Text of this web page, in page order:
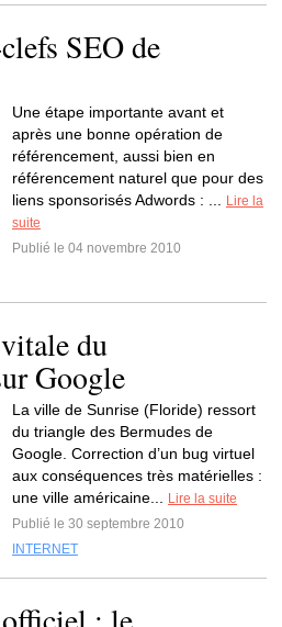
SEO de
Une étape importante avant et
après une bonne opération de
référencement, aussi bien en
référencement naturel que pour des
liens sponsorisés Adwords : ...
Lire la
suite
Publié le 04 novembre 2010
du
Google
La ville de Sunrise (Floride) ressort
du triangle des Bermudes de
Google. Correction d’un bug virtuel
aux conséquences très matérielles :
une ville américaine...
Lire la suite
Publié le 30 septembre 2010
INTERNET